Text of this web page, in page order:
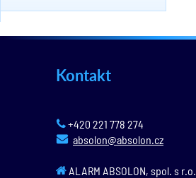
Kontakt
+420 221 778 274
absolon@absolon.cz
ALARM ABSOLON, spol. s r.o.